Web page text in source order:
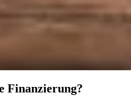
Finanzierung?